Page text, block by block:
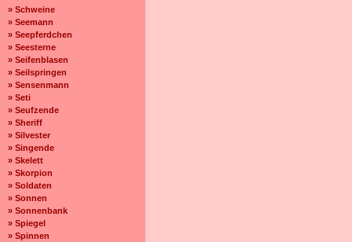
» Schweine
» Seemann
» Seepferdchen
» Seesterne
» Seifenblasen
» Seilspringen
» Sensenmann
» Seti
» Seufzende
» Sheriff
» Silvester
» Singende
» Skelett
» Skorpion
» Soldaten
» Sonnen
» Sonnenbank
» Spiegel
» Spinnen